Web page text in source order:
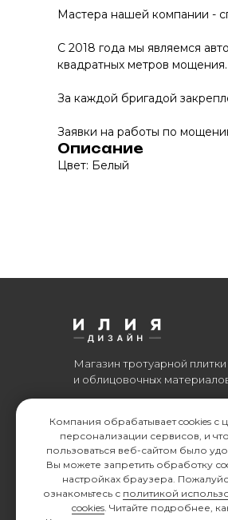
Мастера нашей компании -
С 2018 года мы являемся
квадратных метров мощения.
За каждой бригадой
Заявки на работы по
Описание
Цвет: Белый
ИП Ильинский В.В. ИНН
Информация, размещенная на
офертой или публичной
Все права защищены. © 2006-
Магазин тротуарной плитки
и облицовочных
Компания обрабатывает cookies с
персонализации сервисов, и
пользоваться веб-сайтом было
Вы можете запретить обработку
настройках браузера.
ознакомьтесь с политикой
cookies. Читайте подробнее,